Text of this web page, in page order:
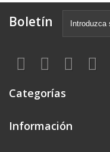
Boletín
Categorías
Información